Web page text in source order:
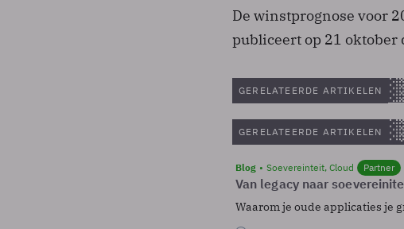
De winstprognose voor
publiceert op 21
GERELATEERDE ARTIKELEN
GERELATEERDE ARTIKELEN
Blog Soevereinteit, Cloud Partner
Van legacy naar
Waarom je oude applicaties je